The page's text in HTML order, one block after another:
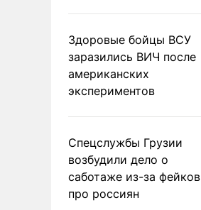
Здоровые бойцы ВСУ
заразились ВИЧ после
американских
экспериментов
Спецслужбы Грузии
возбудили дело о
саботаже из-за фейков
про россиян